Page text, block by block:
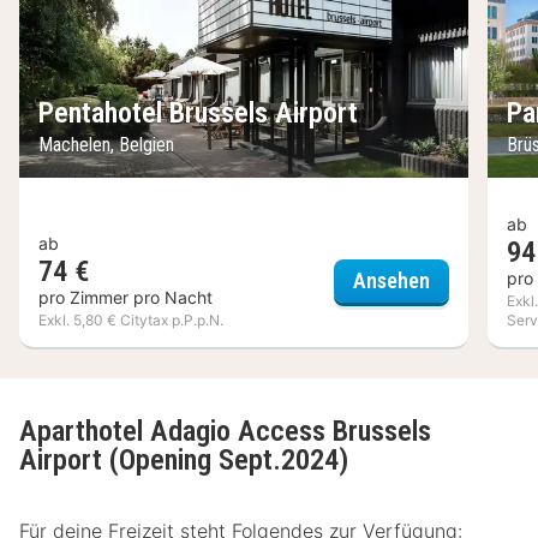
Pentahotel Brussels Airport
Machelen, Belgien
ab
74 €
pro Zimmer pro Nacht
Exkl. 5,80 € Citytax p.P.p.N.
Ansehen
ab
pro
Aparthotel Adagio Access Brussels
Airport (Opening Sept.2024)
Für deine Freizeit steht Folgendes zur Verfügung: